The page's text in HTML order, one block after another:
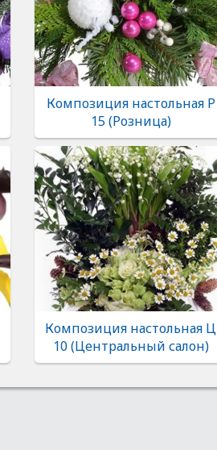
Композиция настольная Р
15 (Розница)
Композиция настольная Ц
10 (Центральный салон)